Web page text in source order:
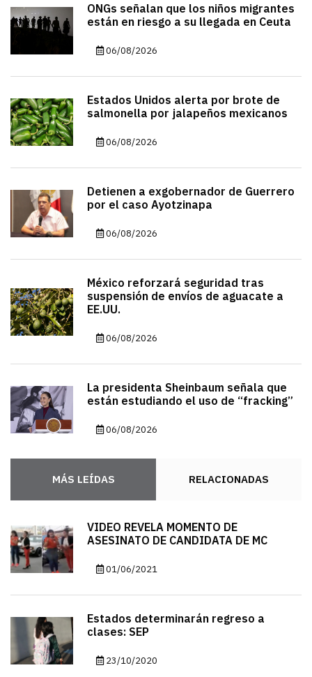
ONGs señalan que los niños migrantes
están en riesgo a su llegada en Ceuta
06/08/2026
Estados Unidos alerta por brote de
salmonella por jalapeños mexicanos
06/08/2026
Detienen a exgobernador de Guerrero
por el caso Ayotzinapa
06/08/2026
México reforzará seguridad tras
suspensión de envíos de aguacate a
EE.UU.
06/08/2026
La presidenta Sheinbaum señala que
están estudiando el uso de “fracking”
06/08/2026
MÁS LEÍDAS RELACIONADAS
VIDEO REVELA MOMENTO DE
ASESINATO DE CANDIDATA DE MC
01/06/2021
Estados determinarán regreso a
clases: SEP
23/10/2020